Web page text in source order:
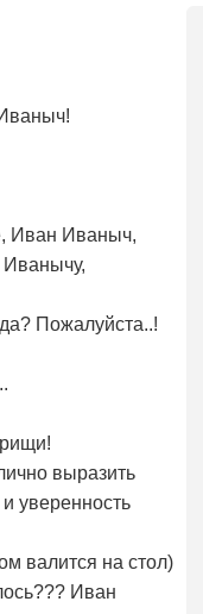
Иван Иваныч,
Пожалуйста..!
выразить
уверенность
валится на стол)
Иван